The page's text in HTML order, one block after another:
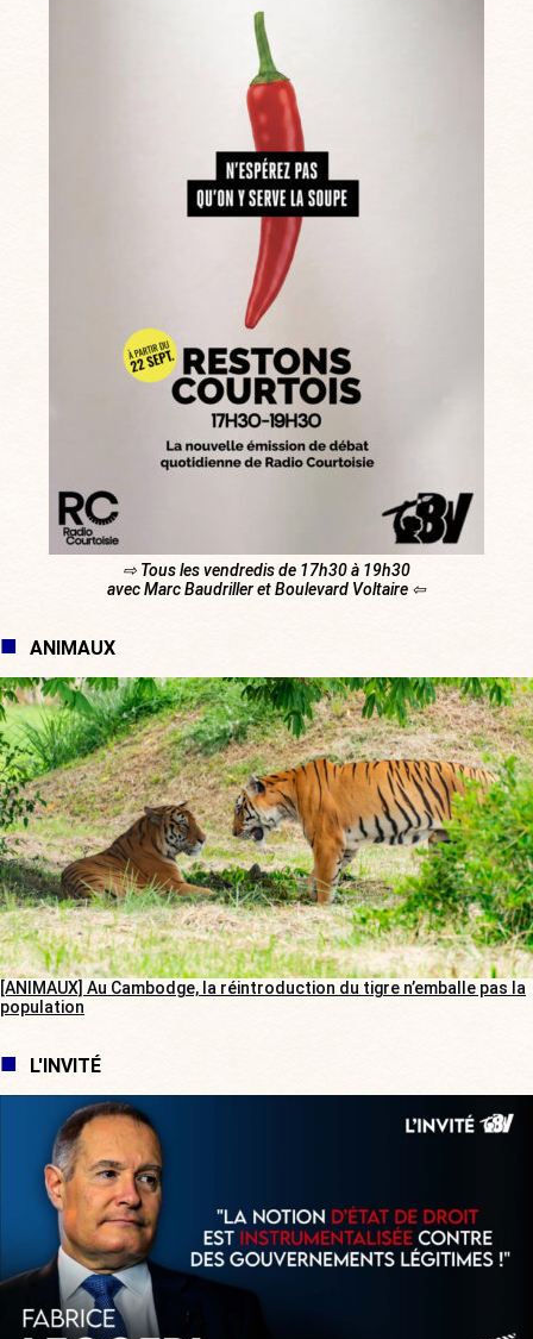
⇨ Tous les vendredis de 17h30 à 19h30
avec Marc Baudriller et Boulevard Voltaire ⇦
ANIMAUX
[ANIMAUX] Au Cambodge, la réintroduction du tigre n’emballe pas la
population
L'INVITÉ